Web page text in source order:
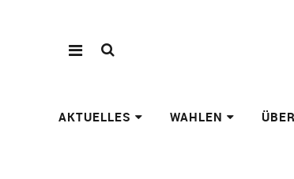
AKTUELLES WAHLEN